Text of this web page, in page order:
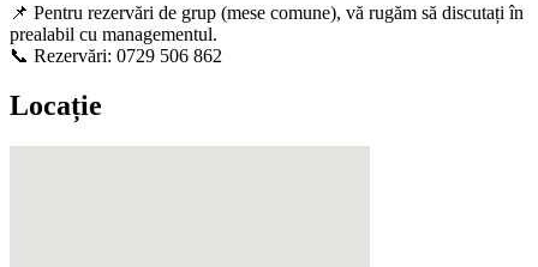
📌 Pentru rezervări de grup (mese comune), vă rugăm să discutați în
prealabil cu managementul.
📞 Rezervări: 0729 506 862
Locație